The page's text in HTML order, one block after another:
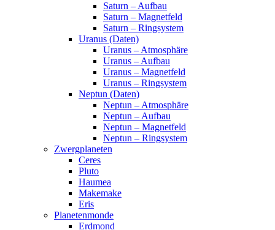
Saturn – Aufbau
Saturn – Magnetfeld
Saturn – Ringsystem
Uranus (Daten)
Uranus – Atmosphäre
Uranus – Aufbau
Uranus – Magnetfeld
Uranus – Ringsystem
Neptun (Daten)
Neptun – Atmosphäre
Neptun – Aufbau
Neptun – Magnetfeld
Neptun – Ringsystem
Zwergplaneten
Ceres
Pluto
Haumea
Makemake
Eris
Planetenmonde
Erdmond